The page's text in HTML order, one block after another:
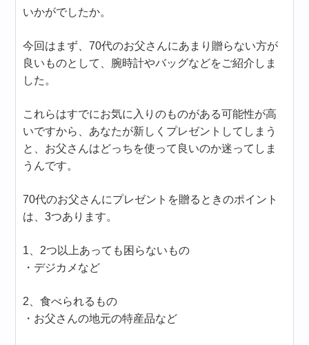
いかがでしたか。
今回はまず、70代のお父さんにあまり贈らない方が
良いものとして、腕時計やバッグなどをご紹介しま
した。
これらはすでにお気に入りのものがある可能性が高
いですから、あなたが新しくプレゼントしてしまう
と、お父さんはどっちを使って良いのか迷ってしま
うんです。
70代のお父さんにプレゼントを贈るときのポイント
は、3つあります。
1、2つ以上あっても困らないもの
・デジカメなど
2、食べられるもの
・お父さんの地元の特産品など